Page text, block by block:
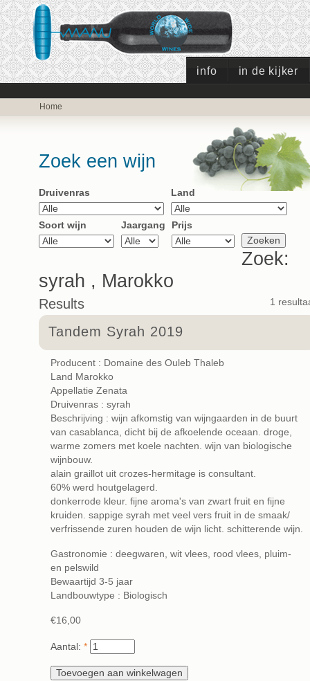
info in de kijker
Home
Zoek een wijn
Druivenras Land
Soort wijn Jaargang Prijs
Zoek:
syrah , Marokko
1
Results
Tandem Syrah 2019
Producent : Domaine des Ouleb Thaleb
Land Marokko
Appellatie Zenata
Druivenras : syrah
Beschrijving : wijn afkomstig van wijngaarden in de buurt
van casablanca, dicht bij de afkoelende oceaan. droge,
warme zomers met koele nachten. wijn van biologische
wijnbouw.
alain graillot uit crozes-hermitage is consultant.
60% werd houtgelagerd.
donkerrode kleur. fijne aroma's van zwart fruit en fijne
kruiden. sappige syrah met veel vers fruit in de smaak/
verfrissende zuren houden de wijn licht. schitterende wijn.
Gastronomie : deegwaren, wit vlees, rood vlees, pluim-
en pelswild
Bewaartijd 3-5 jaar
Landbouwtype : Biologisch
€16,00
Aantal: *